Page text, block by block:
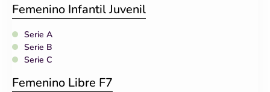
Femenino Infantil Juvenil
Serie A
Serie B
Serie C
Femenino Libre F7